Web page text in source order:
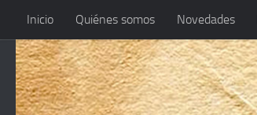
Inicio Quiénes somos Novedades